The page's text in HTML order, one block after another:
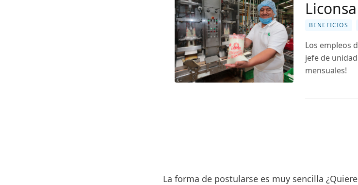
Liconsa
BENEFICIOS
Los empleos
jefe de unidad
mensuales!
La forma de postularse es muy sencilla